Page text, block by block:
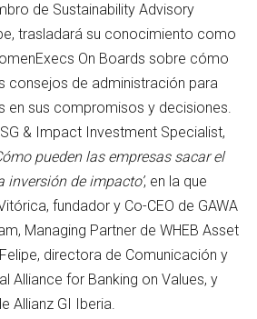
de Sustainability Advisory
trasladará su conocimiento como
On Boards sobre cómo
consejos de administración para
en sus compromisos y decisiones.
& Impact Investment Specialist,
pueden las empresas sacar el
de impacto’, en la que
fundador y Co-CEO de GAWA
Managing Partner de WHEB Asset
directora de Comunicación y
Alliance for Banking on Values, y
Allianz GI Iberia.